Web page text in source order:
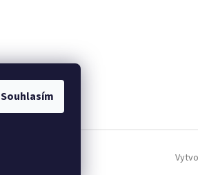
Souhlasím